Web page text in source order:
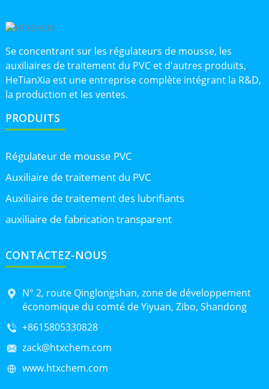
Se concentrant sur les régulateurs de mousse, les
auxiliaires de traitement du PVC et d'autres produits,
HeTianXia est une entreprise complète intégrant la R&D,
la production et les ventes.
PRODUITS
Régulateur de mousse PVC
Auxiliaire de traitement du PVC
Auxiliaire de traitement des lubrifiants
auxiliaire de fabrication transparent
CONTACTEZ-NOUS
N° 2, route Qinglongshan, zone de développement
économique du comté de Yiyuan, Zibo, Shandong
+8615805330828
zack@htxchem.com
www.htxchem.com